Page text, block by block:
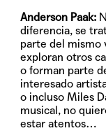
Anderson Paak:
diferencia, se
parte del mismo
exploran otros
o forman parte
interesado
o incluso Miles
musical, no
estar atentos…